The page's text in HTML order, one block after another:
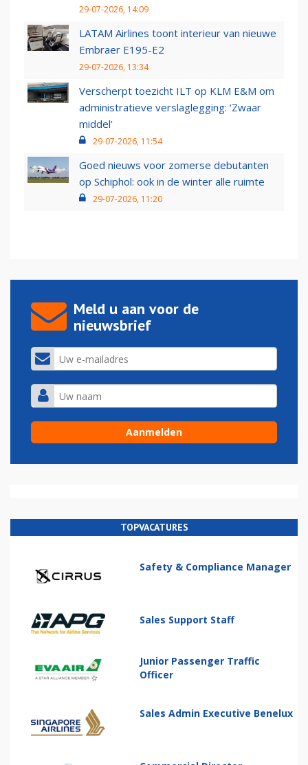
29-07-2026, 14:09
LATAM Airlines toont interieur van nieuwe
Embraer E195-E2
29-07-2026, 13:34
Verscherpt toezicht ILT op KLM E&M om
administratieve verslaglegging: ‘Zwaar
middel’
29-07-2026, 11:54
Goed nieuws voor zomerse debutanten
op Schiphol: ook in de winter alle ruimte
29-07-2026, 11:20
Meld u aan voor de
nieuwsbrief
TOPVACATURES
Safety & Compliance Manager
Sales Support Staff
Junior Passenger Traffic
Officer
Sales Admin Executive Benelux